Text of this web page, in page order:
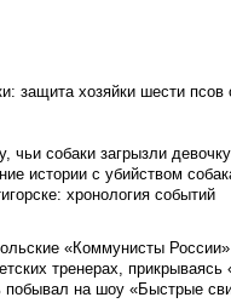
защита хозяйки шести
чьи собаки загрызли
истории с убийством
хронология событий
«Коммунисты России»
тренерах, прикрываясь
побывал на шоу «Быстрые